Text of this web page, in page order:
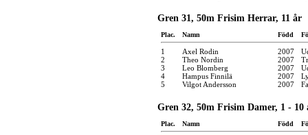
Gren 31, 50m Frisim Herrar, 11 år
Plac. Namn Född
1 Axel Rodin 2007
2
Theo Nordin 2007
3
Leo Blomberg 2007
4
Hampus Finnilä 2007
5
Vilgot Andersson 2007
Gren 32, 50m Frisim Damer, 1 - 10
Plac. Namn Född